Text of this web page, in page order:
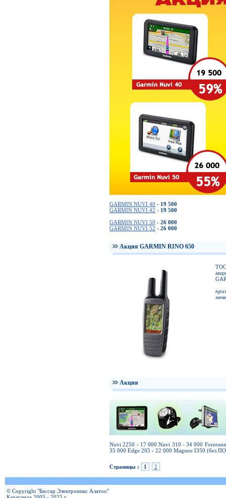
GARMIN NUVI 40 - 19 500
GARMIN NUVI 42 - 19 500
GARMIN NUVI 50 - 26 000
GARMIN NUVI 52 - 26 000
Акция GARMIN RINO 650
ТОО
Акция
Nuvi 2250 - 17 000 Nuvi 310 - 34 000
35 000 Edge 205 - 22 000 Magneo I350 (без
Страницы : 1 2
© Copyright "Бассар Электроникс Алатоо"